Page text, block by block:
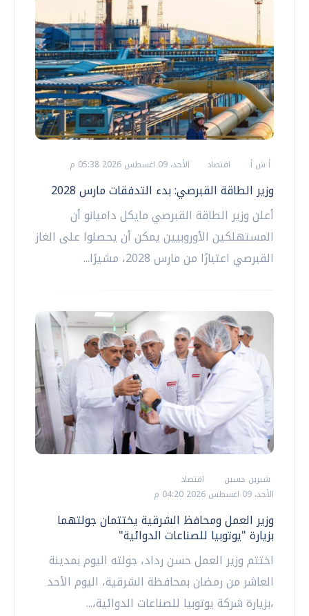
أ ش أ اقتصاد الأحد، 09 اغسطس 2026 05:38 م
وزير الطاقة القبرصي: بدء التدفقات مارس 2028
أعلن وزير الطاقة القبرصي مايكل داميانو أن
المستهلكين الأوروبيين يمكن أن يحصلوا على الغاز
القبرصي اعتبارًا من مارس 2028، مشيرًا...
شيرين حسين
اقتصاد
الأحد، 09 اغسطس 2026 04:20 م
وزير العمل ومحافظ الشرقية يختتمان جولتهما
بزيارة "يوتوبيا للصناعات الدوائية"
اختتم وزير العمل حسن رداد، جولته اليوم بمدينة
العاشر من رمضان بمحافظة الشرقية، اليوم الأحد
،بزيارة شركة يوتوبيا للصناعات الدوائية،...